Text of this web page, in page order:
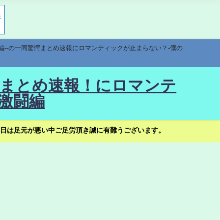
の一同驚愕まとめ速報にロマンティックが止まらない？-僕の
とめ速報！にロマンテ
闘編
足元が悪い中ご足労頂き誠に有難うございます。